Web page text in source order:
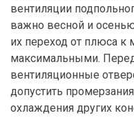
вентиляции
важно весной и
их переход от плюса к
максимальными.
вентиляционные
допустить
охлаждения других